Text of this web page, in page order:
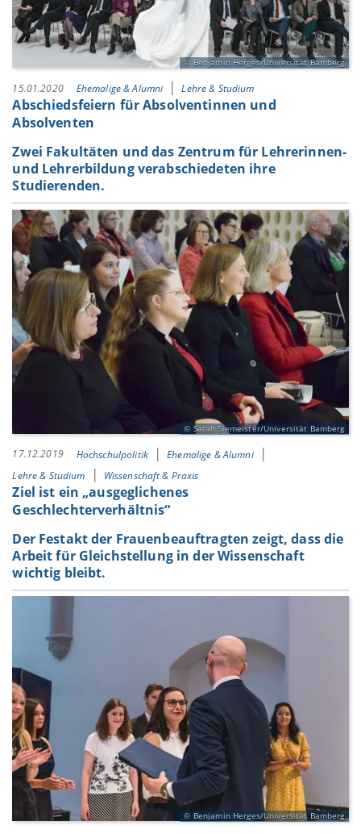
Benjamin Herges/Universität Bamberg
15.01.2020 Ehemalige & Alumni Lehre & Studium
Abschiedsfeiern für Absolventinnen und
Absolventen
Zwei Fakultäten und das Zentrum für Lehrerinnen-
und Lehrerbildung verabschiedeten ihre
Studierenden.
Sarah Siemeister/Universität Bamberg
17.12.2019 Hochschulpolitik
Ehemalige & Alumni
Lehre & Studium
Wissenschaft & Praxis
Ziel ist ein „ausgeglichenes
Geschlechterverhältnis“
Der Festakt der Frauenbeauftragten zeigt, dass die
Arbeit für Gleichstellung in der Wissenschaft
wichtig bleibt.
Benjamin Herges/Universität Bamberg